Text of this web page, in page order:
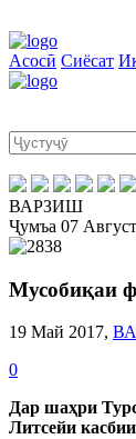
Асосӣ Сиёсат
ВАРЗИШ
Ҷумъа 07
Мусобиқаи
19 Май 2017,
0
Дар шаҳри
Литсейи